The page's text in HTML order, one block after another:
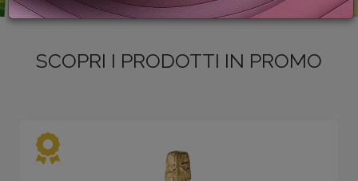
GIFT
BLOG
ACCEDI
SCOPRI I PRODOTTI IN PROMO